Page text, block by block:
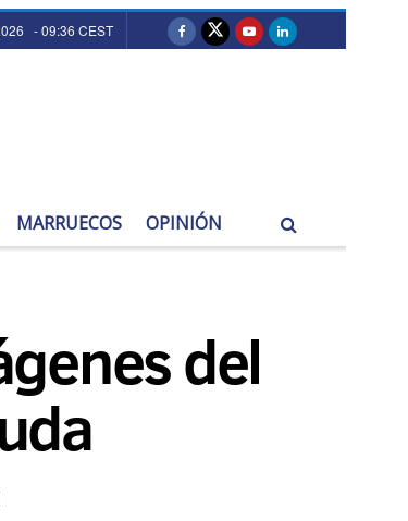
- 09:36 CEST
MARRUECOS OPINIÓN
del